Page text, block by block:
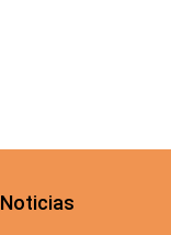
Noticias